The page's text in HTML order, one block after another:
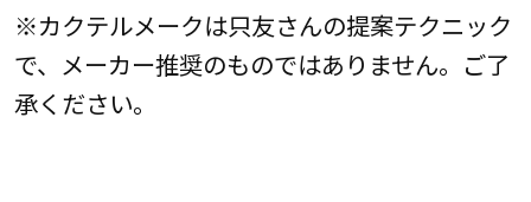
※カクテルメークは只友さんの提案テクニック
で、メーカー推奨のものではありません。ご了
承ください。